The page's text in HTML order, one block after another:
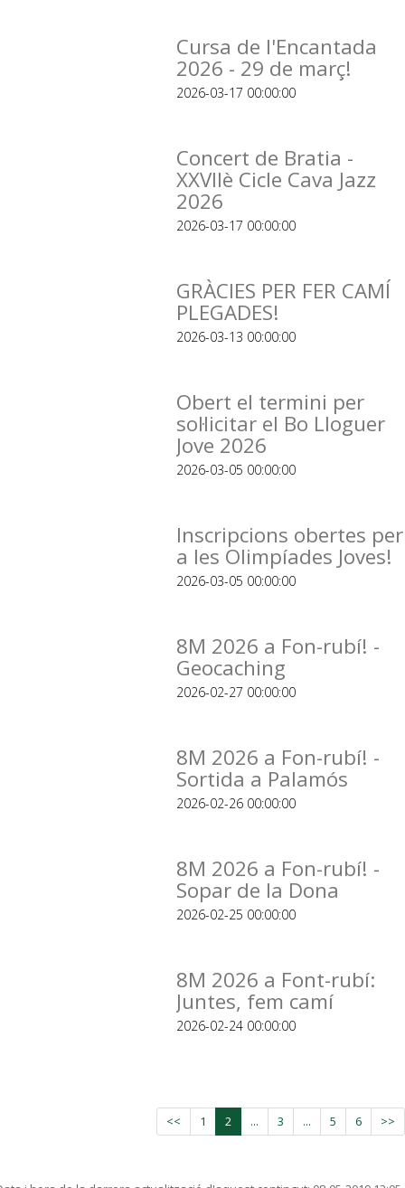
Cursa de l'Encantada
2026 - 29 de març!
2026-03-17 00:00:00
Concert de Bratia -
XXVIIè Cicle Cava Jazz
2026
2026-03-17 00:00:00
GRÀCIES PER FER CAMÍ
PLEGADES!
2026-03-13 00:00:00
Obert el termini per
sol·licitar el Bo Lloguer
Jove 2026
2026-03-05 00:00:00
Inscripcions obertes per
a les Olimpíades Joves!
2026-03-05 00:00:00
8M 2026 a Fon-rubí! -
Geocaching
2026-02-27 00:00:00
8M 2026 a Fon-rubí! -
Sortida a Palamós
2026-02-26 00:00:00
8M 2026 a Fon-rubí! -
Sopar de la Dona
2026-02-25 00:00:00
8M 2026 a Font-rubí:
Juntes, fem camí
2026-02-24 00:00:00
<< 1 2 ... 3 ... 5 6 >>